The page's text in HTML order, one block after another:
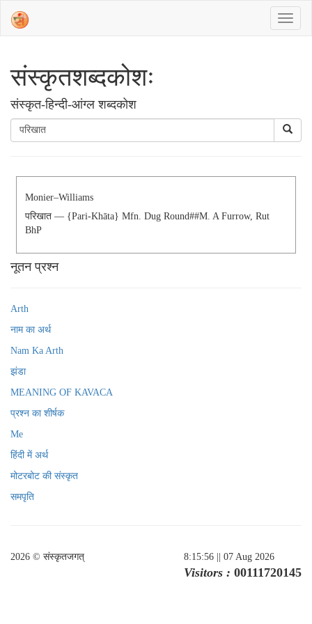
संस्‍कृतशब्‍दकोशः
संस्‍कृत-हिन्दी-आंग्ल शब्दकोश
Monier–Williams
परिखात — {pari-Khāta} Mfn. Dug Round##m. A Furrow, Rut
BhP
नूतन प्रश्न
Arth
नाम का अर्थ
Nam Ka Arth
झंडा
MEANING OF KAVACA
प्रश्न का शीर्षक
Me
हिंदी में अर्थ
मोटरबोट की संस्कृत
समपृति
2026 © संस्कृतजगत् 8:15:56 || 07 Aug 2026
Visitors : 00111720145